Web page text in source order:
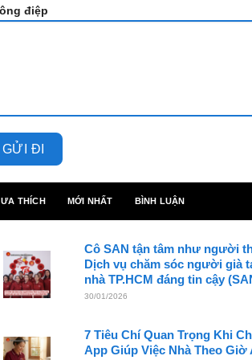
điệp
ƯA THÍCH MỚI NHẤT BÌNH LUẬN
Cô SAN tận tâm như người
Dịch vụ chăm sóc người già
nhà TP.HCM đáng tin cậy
30/01/2026
7 Tiêu Chí Quan Trọng Khi
App Giúp Việc Nhà Theo Giờ